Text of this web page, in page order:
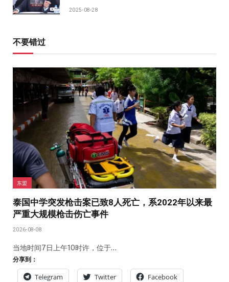
2025-08-28
不要错过
东盟
泰国中学突发枪击案已致8人死亡，系2022年以来最
严重大规模枪击伤亡事件
2026-08-08
当地时间7日上午10时许，位于…
分享到：
Telegram Twitter Facebook